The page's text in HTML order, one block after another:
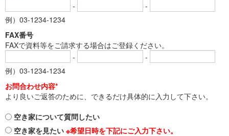
-
-
例）03-1234-1234
FAX番号
FAXで資料等をご請求する場合はご登録ください。
-
-
例）03-1234-1234
お問合わせ内容*
より良いご返答のために、できるだけ具体的に入力して下さい。
空き家について質問したい
空き家を見たい ※希望日時を下記にご入力下さい。